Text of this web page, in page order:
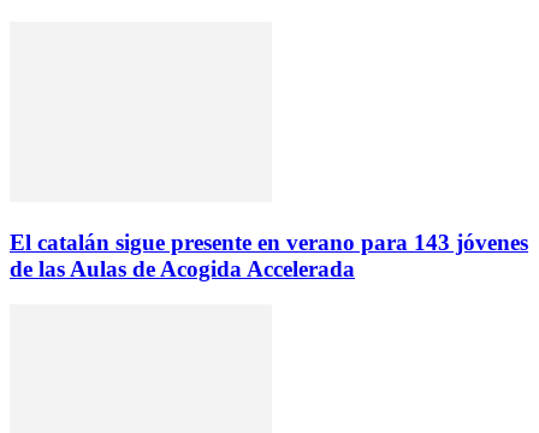
El catalán sigue presente en verano para 143 jóvenes
de las Aulas de Acogida Accelerada